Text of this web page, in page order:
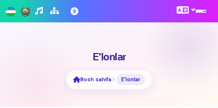
E'lonlar
Bosh sahifa E'lonlar